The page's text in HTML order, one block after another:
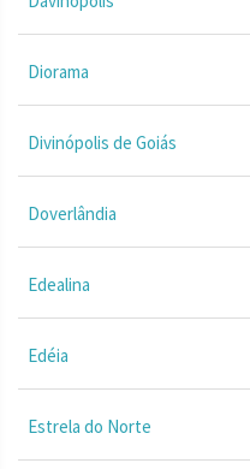
Diorama
Divinópolis de Goiás
Doverlândia
Edealina
Edéia
Estrela do Norte